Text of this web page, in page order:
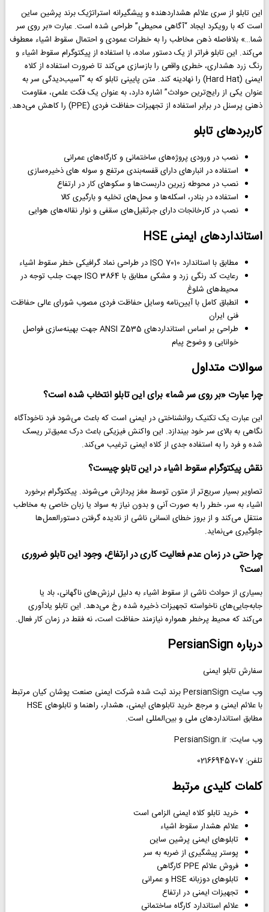
این تابلو از سری علائم هشداردهنده و پیشگیرانه استراتژیک برند پرشین ساین
است که با رویکرد ایجاد “آگاهی محیطی” طراحی شده است. عبارت «بر روی سر
شما…» بلافاصله ذهن مخاطب را به خطرات عمودی و احتمال سقوط اشیاء معطوف
می‌کند. این تابلو فراتر از یک دستور ساده، با استفاده از پیکتوگرام سقوط اشیاء و
رنگ زرد هشداری، خطری واقعی را بازسازی می‌کند تا ضرورت استفاده از کلاه
ایمنی (Hard Hat) را نهادینه کند. متن پایینی تابلو که به “آسیب‌دیدگی سر به
عنوان یکی از رایج‌ترین حوادث” اشاره دارد، به عنوان یک فکت علمی، مقاومت
ذهنی پرسنل در برابر استفاده از تجهیزات حفاظت فردی (PPE) را کاهش می‌دهد.
کاربردهای تابلو
نصب در ورودی پروژه‌های ساختمانی و کارگاه‌های عمرانی
استفاده در انبارهای دارای قفسه‌بندی مرتفع و سوله های ذخیره‌سازی
نصب در محوطه زیرین داربست‌ها و سکوهای کار در ارتفاع
استفاده در بنادر، اسکله‌ها و محل‌های تخلیه و بارگیری کالا
نصب در کارخانجات دارای جرثقیل‌های سقفی و نوار نقاله‌های هوایی
استانداردهای ایمنی HSE
مطابق با استاندارد ISO 7010 در طراحی نماد گرافیکی خطر سقوط اشیاء
رعایت کد رنگی زرد و مشکی مطابق با ISO 3864 جهت جلب توجه در
محیط‌های شلوغ
انطباق کامل با آیین‌نامه وسایل حفاظت فردی مصوب شورای عالی حفاظت
فنی ایران
طراحی بر اساس استانداردهای ANSI Z535 جهت بهینه‌سازی فواصل
خوانایی و وضوح پیام
سوالات متداول
چرا عبارت «بر روی سر شما» برای این تابلو انتخاب شده است؟
این عبارت یک تکنیک روانشناختی در ایمنی است که باعث می‌شود فرد ناخودآگاه
نگاهی به بالای سر خود بیندازد. این واکنش فیزیکی باعث درک عمیق‌تر ریسک
شده و فرد را به استفاده جدی از کلاه ایمنی ترغیب می‌کند.
نقش پیکتوگرام سقوط اشیاء در این تابلو چیست؟
تصاویر بسیار سریع‌تر از متون توسط مغز پردازش می‌شوند. پیکتوگرام برخورد
اشیاء به سر، خطر را به صورت آنی و بدون نیاز به سواد یا زبان خاصی به مخاطب
منتقل می‌کند و از بروز خطای انسانی ناشی از نادیده گرفتن دستورالعمل‌ها
جلوگیری می‌نماید.
چرا حتی در زمان عدم فعالیت کاری در ارتفاع، وجود این تابلو ضروری
است؟
بسیاری از حوادث ناشی از سقوط اشیاء به دلیل لرزش‌های ناگهانی، باد یا
جابه‌جایی‌های ناخواسته تجهیزات ذخیره شده رخ می‌دهد. این تابلو یادآوری
می‌کند که محیط پرخطر همواره نیازمند حفاظت است، نه فقط در زمان کار فعال.
درباره PersianSign
سفارش تابلو ایمنی
وب سایت PersianSign برند ثبت شده شرکت ایمنی صنعت پوشان کیان مرتبط
با علائم ایمنی و مرجع خرید تابلوهای ایمنی، هشدار، راهنما و تابلوهای HSE
مطابق استانداردهای ملی و بین‌المللی است.
وب سایت: PersianSign.ir
تلفن: 02166945707
کلمات کلیدی مرتبط
خرید تابلو کلاه ایمنی الزامی است
علائم هشدار سقوط اشیاء
تابلوهای ایمنی پرشین ساین
پوستر پیشگیری از ضربه به سر
فروش علائم PPE کارگاهی
تابلوهای دوزبانه HSE و عمرانی
تجهیزات ایمنی در ارتفاع
علائم استاندارد کارگاه ساختمانی